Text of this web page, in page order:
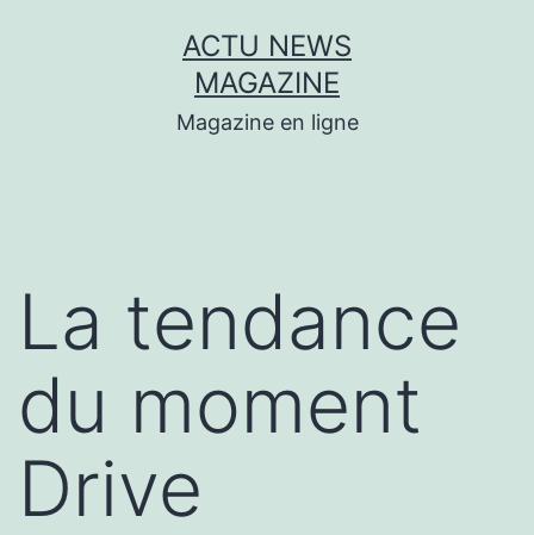
ACTU NEWS
MAGAZINE
Magazine en ligne
La tendance
du moment
Drive